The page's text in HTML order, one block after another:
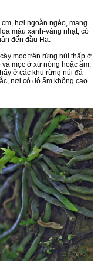
hơi ngoằn ngèo, mang
màu xanh-vàng nhạt, có
đến đầu Hạ.
mọc trên rừng núi thấp ở
mọc ở xứ nóng hoặc ấm.
ở các khu rừng núi đá
nơi có độ ẩm không cao